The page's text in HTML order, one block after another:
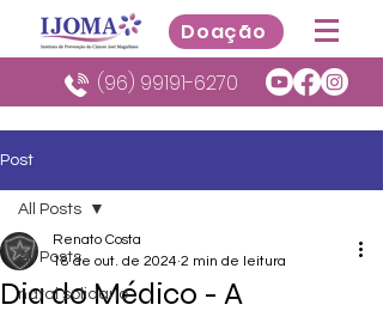
(96) 99191-6270
Doação
Post
All Posts
natal solidario
All Posts
Dia do Médico - A
Renato Costa
18 de out. de 2024 2 min de leitura